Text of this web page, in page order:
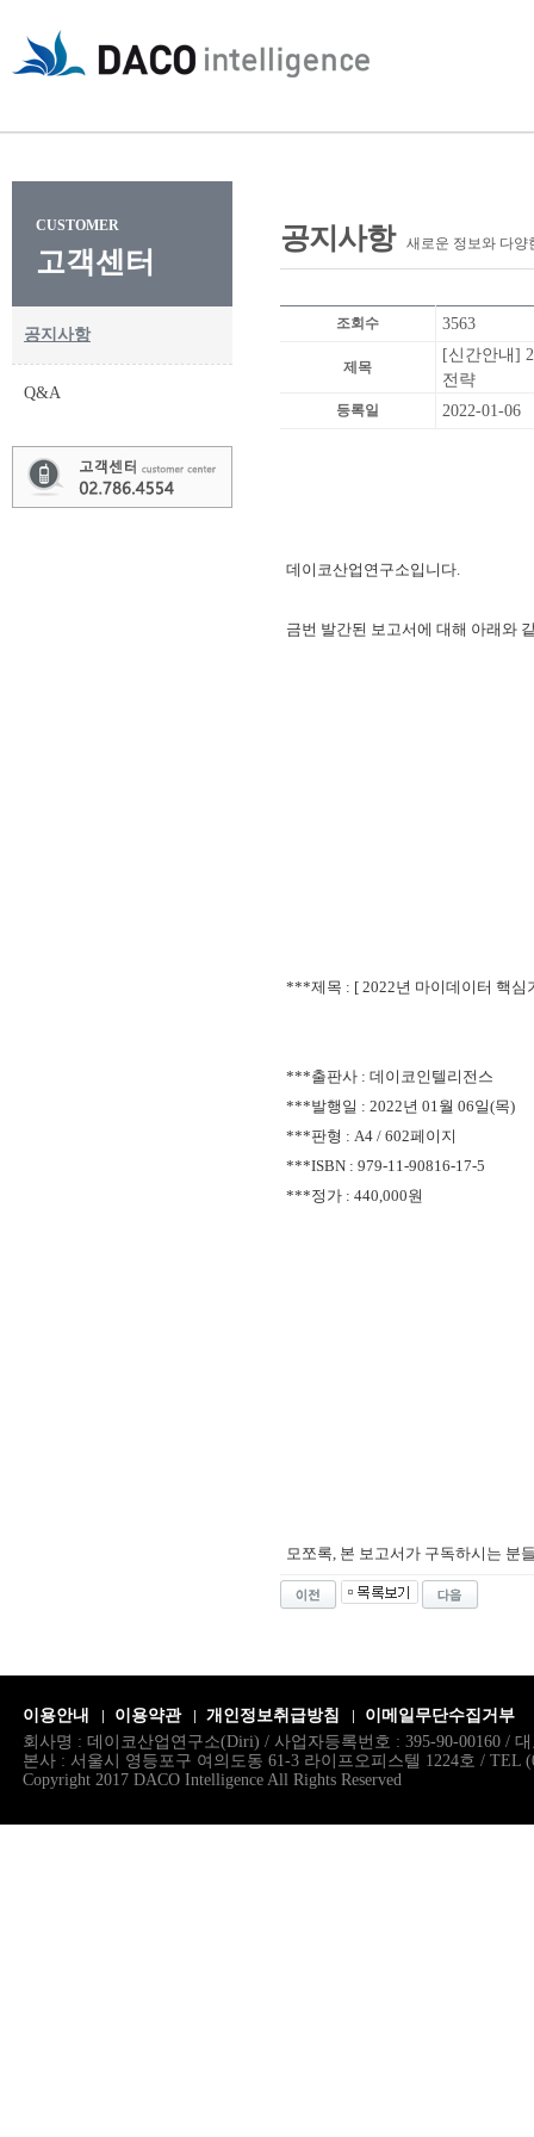
CUSTOMER
고객센터
공지사항
Q&A
공지사항 새로운 정보와 다양
조회수 3563
제목
[신간안내]
전략
등록일 2022-01-06
데이코산업연구소입니다.
금번 발간된 보고서에 대해 아래와
***제목 : [ 2022년 마이데이터 핵심
***출판사 : 데이코인텔리전스
***발행일 : 2022년 01월 06일(목)
***판형 : A4 / 602페이지
***ISBN : 979-11-90816-17-5
***정가 : 440,000원
모쪼록, 본 보고서가 구독하시는 분
이용안내 이용약관 개인정보취급방침
이메일무단수집거부
회사명 : 데이코산업연구소(Diri) / 사업자등록번호 : 395-90-00160 /
본사 : 서울시 영등포구 여의도동 61-3 라이프오피스텔 1224호 / TEL
Copyright 2017 DACO Intelligence All Rights Reserved